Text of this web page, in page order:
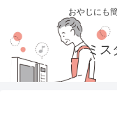
おやじにも
ミス